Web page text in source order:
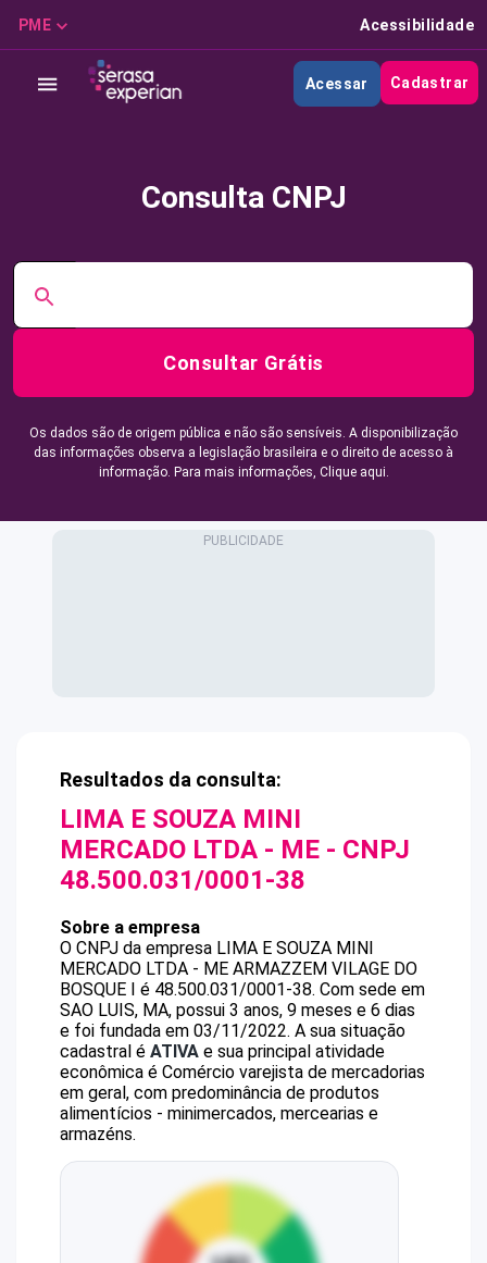
PME Acessibilidade
Acessar Cadastrar
Consulta CNPJ
Consultar Grátis
Os dados são de origem pública e não são sensíveis. A disponibilização
das informações observa a legislação brasileira e o direito de acesso à
informação. Para mais informações, Clique aqui.
Resultados da consulta:
LIMA E SOUZA MINI
MERCADO LTDA - ME - CNPJ
48.500.031/0001-38
Sobre a empresa
O CNPJ da empresa LIMA E SOUZA MINI
MERCADO LTDA - ME ARMAZZEM VILAGE DO
BOSQUE I é 48.500.031/0001-38. Com sede em
SAO LUIS, MA, possui 3 anos, 9 meses e 6 dias
e foi fundada em 03/11/2022. A sua situação
cadastral é ATIVA e sua principal atividade
econômica é Comércio varejista de mercadorias
em geral, com predominância de produtos
alimentícios - minimercados, mercearias e
armazéns.